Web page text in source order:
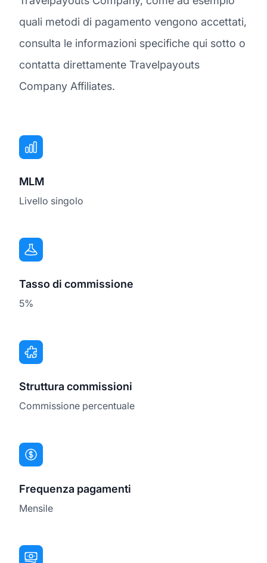
quali metodi di pagamento vengono accettati,
consulta le informazioni specifiche qui sotto o
contatta direttamente Travelpayouts
Company Affiliates.
MLM
Livello singolo
Tasso di commissione
5%
Struttura commissioni
Commissione percentuale
Frequenza pagamenti
Mensile